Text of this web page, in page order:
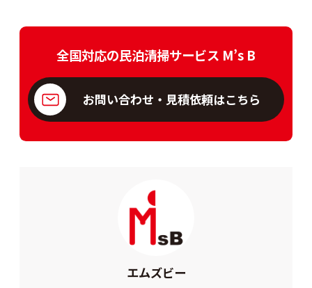
全国対応の民泊清掃サービス M’s B
お問い合わせ・見積依頼はこちら
エムズビー